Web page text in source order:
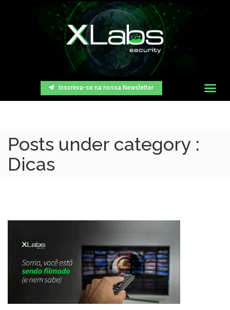
Inscreva-se na nossa Newsletter
Posts under category :
Dicas